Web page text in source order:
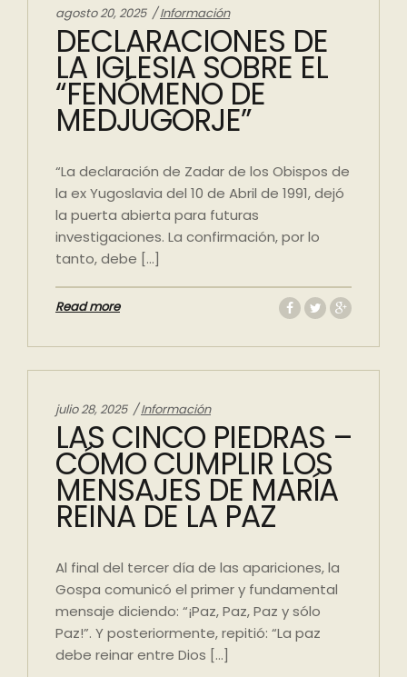
agosto 20, 2025 Categories:
Información
DECLARACIONES DE
LA IGLESIA SOBRE EL
“FENÓMENO DE
MEDJUGORJE”
“La declaración de Zadar de los Obispos de
la ex Yugoslavia del 10 de Abril de 1991, dejó
la puerta abierta para futuras
investigaciones. La confirmación, por lo
tanto, debe […]
Read more
julio 28, 2025 Categories:
Información
LAS CINCO PIEDRAS –
CÓMO CUMPLIR LOS
MENSAJES DE MARÍA
REINA DE LA PAZ
Al final del tercer día de las apariciones, la
Gospa comunicó el primer y fundamental
mensaje diciendo: “¡Paz, Paz, Paz y sólo
Paz!”. Y posteriormente, repitió: “La paz
debe reinar entre Dios […]